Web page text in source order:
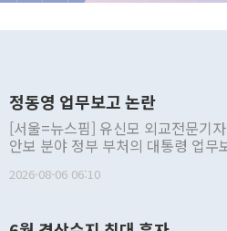
정동영 업무보고 논란
[서울=뉴스핌] 유신모 외교전문기
안보 분야 정부 부처의 대통령 업
발언 중에는 정부 내 조율을 거치지
2026-08-06 06:10